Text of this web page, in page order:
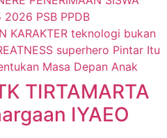
TIRTAMARTA
IYAEO